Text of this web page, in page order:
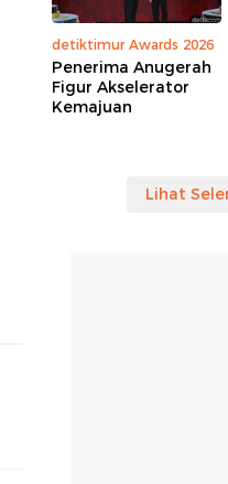
detiktimur Awards 2026
Penerima Anugerah
Figur Akselerator
Kemajuan
Lihat